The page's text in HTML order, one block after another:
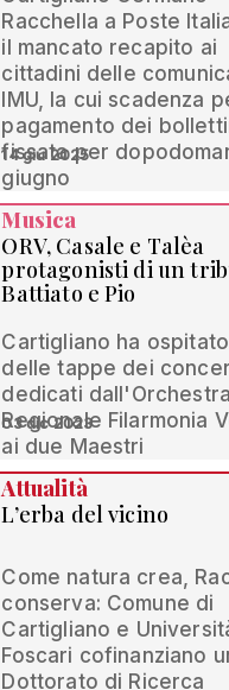
Racchella a Poste
il mancato recapito ai
cittadini delle
IMU, la cui scadenza
pagamento dei
fissata per
giugno
14 giu 2025
Musica
ORV, Casale e Talèa
protagonisti di un
Battiato e Pio
Cartigliano ha
delle tappe dei
dedicati dall'Orchestra
Regionale Filarmonia
ai due Maestri
03 dic 2023
Attualità
L’erba del vicino
Come natura crea,
conserva: Comune di
Cartigliano e
Foscari cofinanziano
Dottorato di Ricerca